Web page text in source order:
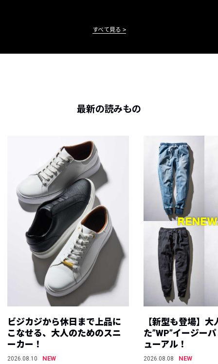
すべて見る
最新の読みもの
ビジカジから休日まで上品に
こなせる、大人のためのスニ
ーカー！
2026.08.10
NEW
【新型も登場】大
た”WP”イージー
ューアル！
2026.08.08
NEW